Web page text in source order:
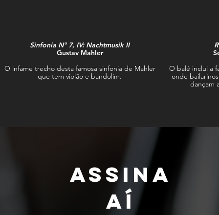
Sinfonia Nº 7, IV: Nachtmusik II
Gustav Mahler
O infame trecho desta famosa sinfonia de Mahler
que tem violão e bandolim.
O balé inclui a
onde
dançam
Assina
Aí